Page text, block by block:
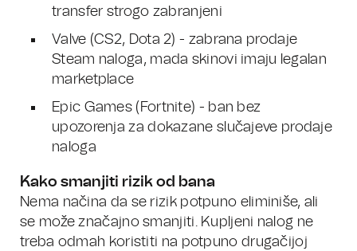
transfer strogo zabranjeni
Valve (CS2, Dota 2) - zabrana prodaje
Steam naloga, mada skinovi imaju legalan
marketplace
Epic Games (Fortnite) - ban bez
upozorenja za dokazane slučajeve prodaje
naloga
Kako smanjiti rizik od bana
Nema načina da se rizik potpuno eliminiše, ali
se može značajno smanjiti. Kupljeni nalog ne
treba odmah koristiti na potpuno drugačijoj